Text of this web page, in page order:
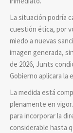
La situación podría
cuestión ética, por
miedo a nuevas
imagen generada,
de 2026, Junts
Gobierno aplicara la
La medida está
plenamente en
para incorporar la
considerable hasta